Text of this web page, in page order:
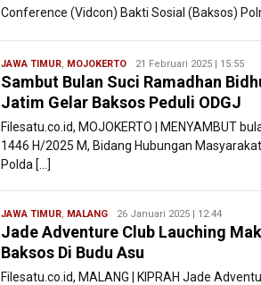
Conference (Vidcon) Bakti Sosial (Baksos)
JAWA TIMUR, MOJOKERTO Ryan
Karawang
21 Februari 2025 | 15:55
Sambut Bulan Suci Ramadhan
Jatim Gelar Baksos Peduli ODGJ
Filesatu.co.id, MOJOKERTO | MENYAMBUT
1446 H/2025 M, Bidang Hubungan
Polda […]
JAWA TIMUR, MALANG Ryan
Karawang
26 Januari 2025 | 12:44
Jade Adventure Club Lauching
Baksos Di Budu Asu
Filesatu.co.id, MALANG | KIPRAH Jade